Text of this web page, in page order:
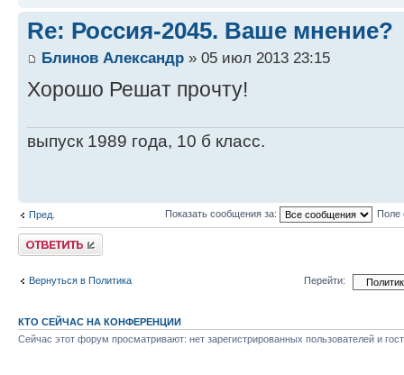
Re: Россия-2045. Ваше мнение?
Блинов Александр » 05 июл 2013 23:15
Хорошо Решат прочту!
выпуск 1989 года, 10 б класс.
Пред. Показать сообщения за: Поле
Ответить
Вернуться в Политика Перейти:
КТО СЕЙЧАС НА КОНФЕРЕНЦИИ
Сейчас этот форум просматривают: нет зарегистрированных пользователей и